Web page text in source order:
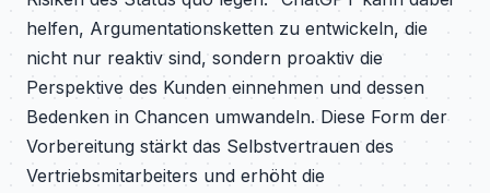
helfen, Argumentationsketten zu entwickeln, die
nicht nur reaktiv sind, sondern proaktiv die
Perspektive des Kunden einnehmen und dessen
Bedenken in Chancen umwandeln. Diese Form der
Vorbereitung stärkt das Selbstvertrauen des
Vertriebsmitarbeiters und erhöht die